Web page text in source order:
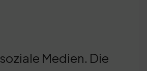
Medien. Die